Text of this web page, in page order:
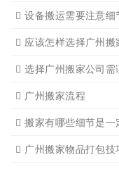
广州长途货运
广州家具拆装
广州写字楼搬
广州长途货运7
广州公司搬迁
广州单位搬家2